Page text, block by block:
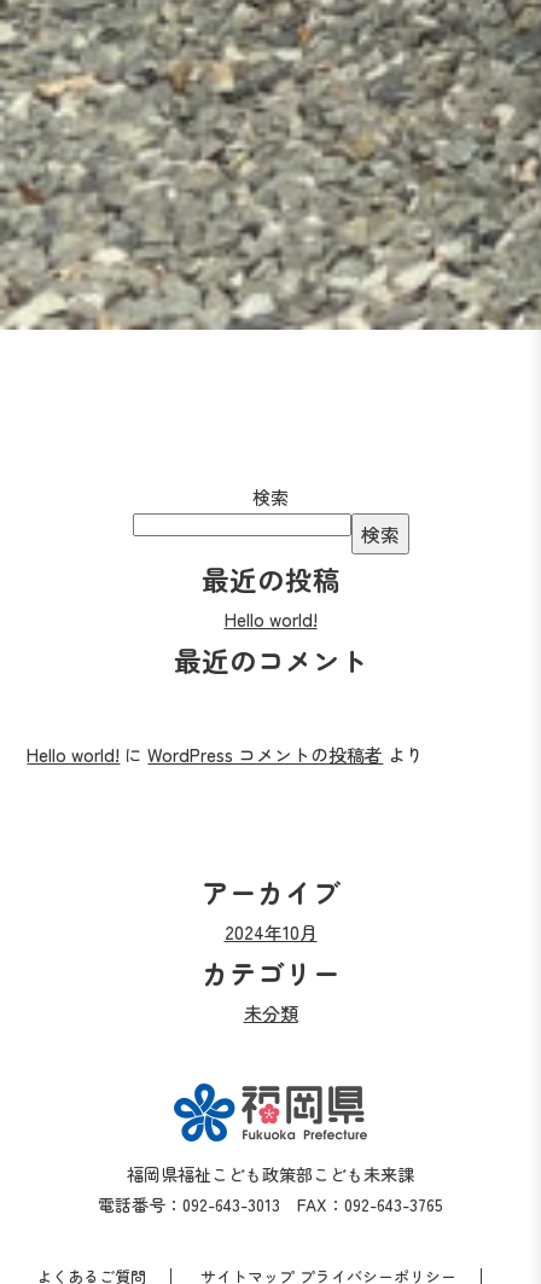
検索
検索
最近の投稿
Hello world!
最近のコメント
Hello world! にWordPress コメントの投稿者 より
アーカイブ
2024年10月
カテゴリー
未分類
福岡県福祉こども政策部こども未来課
電話番号：092-643-3013 FAX：092-643-3765
よくあるご質問 サイトマップ プライバシーポリシー